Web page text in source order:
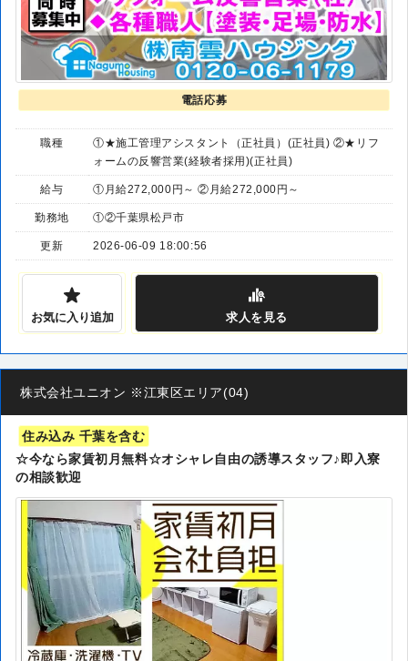
電話応募
職種
①★施工管理アシスタント（正社員）(正社員) ②★リフ
ォームの反響営業(経験者採用)(正社員)
給与 ①月給272,000円～ ②月給272,000円～
勤務地 ①②千葉県松戸市
更新 2026-06-09 18:00:56
お気に入り追加 求人を見る
株式会社ユニオン ※江東区エリア(04)
住み込み 千葉を含む
☆今なら家賃初月無料☆オシャレ自由の誘導スタッフ♪即入寮
の相談歓迎